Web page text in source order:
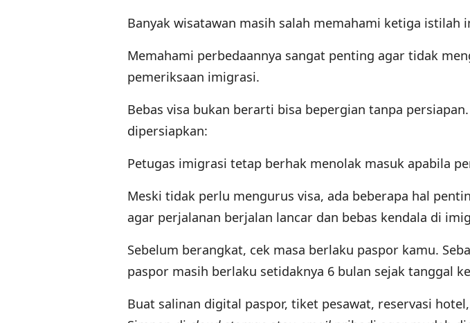
Banyak wisatawan masih salah memahami ketiga istilah
Memahami perbedaannya sangat penting agar tidak
pemeriksaan imigrasi.
Bebas visa bukan berarti bisa bepergian tanpa
dipersiapkan:
Petugas imigrasi tetap berhak menolak masuk apabila
Meski tidak perlu mengurus visa, ada beberapa hal
agar perjalanan berjalan lancar dan bebas kendala di
Sebelum berangkat, cek masa berlaku paspor kamu.
paspor masih berlaku setidaknya 6 bulan sejak tanggal
Buat salinan digital paspor, tiket pesawat, reservasi